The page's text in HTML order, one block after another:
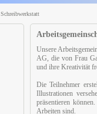
Schreibwerkstatt
Unsere
AG, die von Frau
und ihre Kreativität
Die Teilnehmer
Illustrationen
präsentieren
Arbeiten sind.